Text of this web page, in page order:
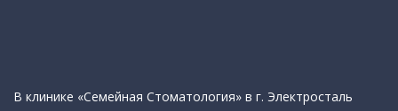
В клинике «Семейная Стоматология» в г. Электросталь